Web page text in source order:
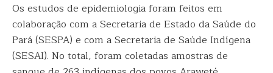
Os estudos de epidemiologia foram feitos em
colaboração com a Secretaria de Estado da Saúde do
Pará (SESPA) e com a Secretaria de Saúde Indígena
(SESAI). No total, foram coletadas amostras de